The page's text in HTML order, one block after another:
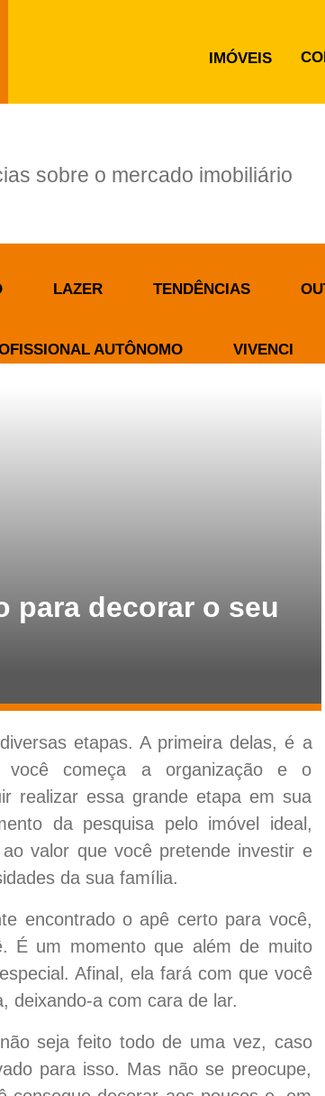
IMÓVEIS
sobre o mercado imobiliário
LAZER TENDÊNCIAS
AUTÔNOMO VIVENCI
para decorar o seu
etapas. A primeira delas, é a
você começa a organização e o
realizar essa grande etapa em sua
da pesquisa pelo imóvel ideal,
valor que você pretende investir e
da sua família.
encontrado o apê certo para você,
É um momento que além de muito
Afinal, ela fará com que você
deixando-a com cara de lar.
seja feito todo de uma vez, caso
para isso. Mas não se preocupe,